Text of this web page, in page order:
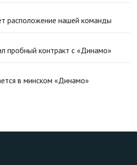
расположение нашей команды
пробный контракт с «Динамо»
в минском «Динамо»